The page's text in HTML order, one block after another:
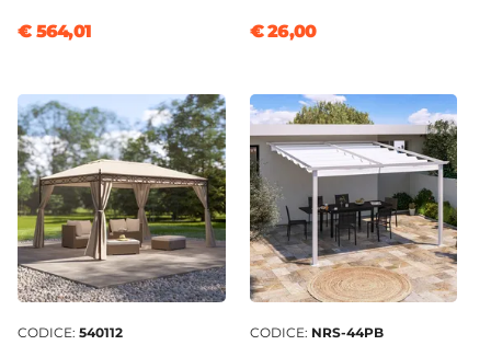
€ 564,01 € 26,00
CODICE: 540112 CODICE: NRS-44PB